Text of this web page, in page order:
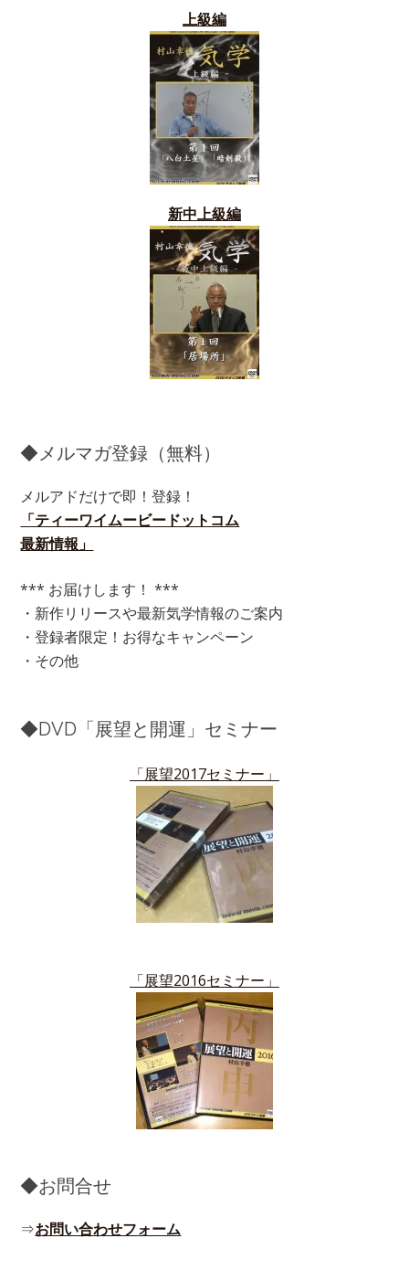
上級編
新中上級編
◆メルマガ登録（無料）
メルアドだけで即！登録！
「ティーワイムービードットコム
最新情報」
*** お届けします！ ***
・新作リリースや最新気学情報のご案内
・登録者限定！お得なキャンペーン
・その他
◆DVD「展望と開運」セミナー
「展望2017セミナー」
「展望2016セミナー」
◆お問合せ
⇒お問い合わせフォーム